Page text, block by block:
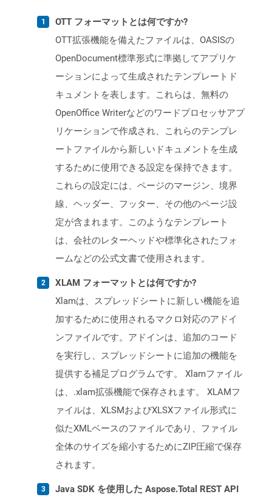
OTT フォーマットとは何ですか?
OTT拡張機能を備えたファイルは、OASISの
OpenDocument標準形式に準拠してアプリケ
ーションによって生成されたテンプレートド
キュメントを表します。これらは、無料の
OpenOffice Writerなどのワードプロセッサアプ
リケーションで作成され、これらのテンプレ
ートファイルから新しいドキュメントを生成
するために使用できる設定を保持できます。
これらの設定には、ページのマージン、境界
線、ヘッダー、フッター、その他のページ設
定が含まれます。このようなテンプレート
は、会社のレターヘッドや標準化されたフォ
ームなどの公式文書で使用されます。
XLAM フォーマットとは何ですか?
Xlamは、スプレッドシートに新しい機能を追
加するために使用されるマクロ対応のアドイ
ンファイルです。アドインは、追加のコード
を実行し、スプレッドシートに追加の機能を
提供する補足プログラムです。 Xlamファイル
は、.xlam拡張機能で保存されます。 XLAMフ
ァイルは、XLSMおよびXLSXファイル形式に
似たXMLベースのファイルであり、ファイル
全体のサイズを縮小するためにZIP圧縮で保存
されます。
Java SDK を使用した Aspose.Total REST API